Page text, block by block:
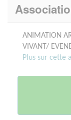
ANIMATION
VIVANT/
Plus sur cette